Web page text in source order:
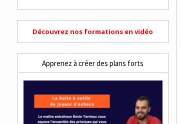
Découvrez nos formations en vidéo
Apprenez à créer des plans forts